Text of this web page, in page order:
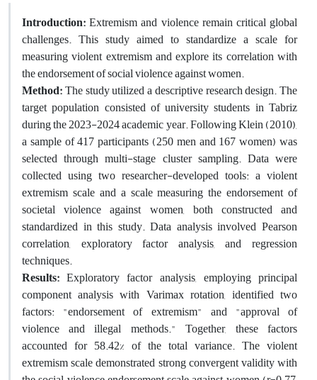
Introduction:Extremism and violence remain critical global
challenges. This study aimed to standardize a scale for
measuring violent extremism and explore its correlation with
the endorsement of social violence against women.
Method:The study utilized a descriptive research design. The
target population consisted of university students in Tabriz
during the 2023-2024 academic year. Following Klein (2010),
a sample of 417 participants (250 men and 167 women) was
selected through multi-stage cluster sampling. Data were
collected using two researcher-developed tools: a violent
extremism scale and a scale measuring the endorsement of
societal violence against women, both constructed and
standardized in this study. Data analysis involved Pearson
correlation, exploratory factor analysis, and regression
techniques.
Results: Exploratory factor analysis, employing principal
component analysis with Varimax rotation, identified two
factors: "endorsement of extremism" and "approval of
violence and illegal methods." Together, these factors
accounted for 58.42% of the total variance. The violent
extremism scale demonstrated strong convergent validity with